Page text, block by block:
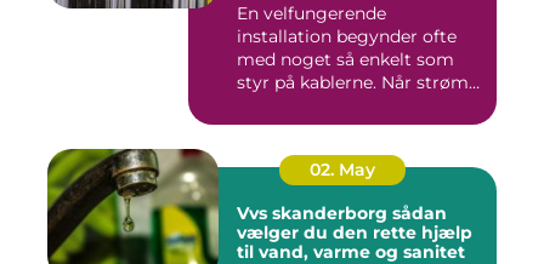
En velfungerende
installation begynder ofte
med noget så enkelt som
styr på kablerne. Når strøm-,
02. May
Vvs skanderborg sådan
vælger du den rette hjælp
til vand, varme og sanitet